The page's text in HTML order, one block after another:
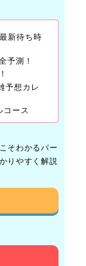
新待ち時
予測！
予想カレ
コース
そわかるパー
りやすく解説